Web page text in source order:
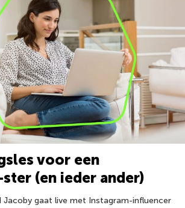
voor een
(en ieder ander)
Jacoby gaat live met Instagram-influencer